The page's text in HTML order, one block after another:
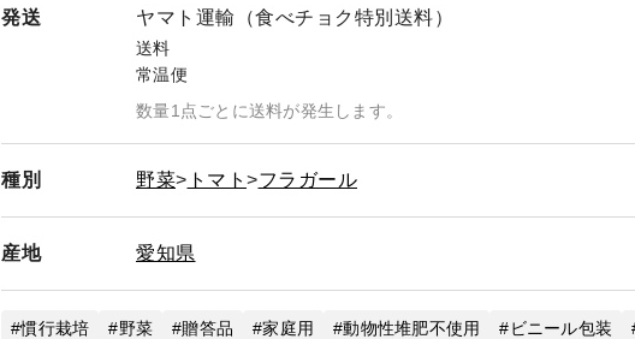
発送 ヤマト運輸（食べチョク特別送料）
送料
常温便
数量1点ごとに送料が発生します。
種別 野菜 トマト フラガール
産地 愛知県
慣行栽培 野菜 贈答品 家庭用 動物性堆肥不使用 ビニール包装